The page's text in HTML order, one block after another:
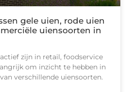
gele uien, rode uien
uiensoorten in
zijn in retail, foodservice
om inzicht te hebben in
verschillende uiensoorten.